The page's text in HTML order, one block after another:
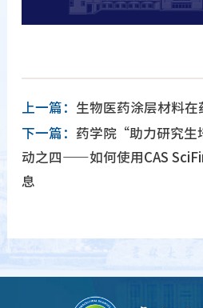
上一篇： 生物医药涂层材料在
下一篇： 药学院“助力研究生
动之四——如何使用CAS
息